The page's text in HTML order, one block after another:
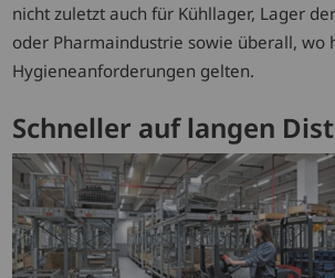
nicht zuletzt auch für Kühllager, Lager
oder Pharmaindustrie sowie überall, wo
Hygieneanforderungen gelten.
Schneller auf langen